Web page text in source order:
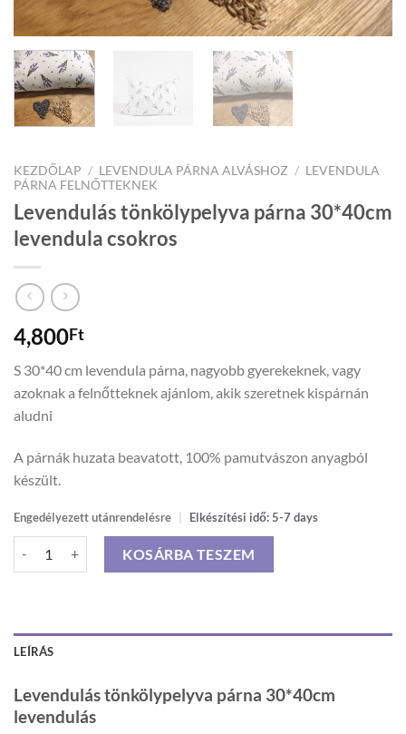
KEZDŐLAP / LEVENDULA PÁRNA ALVÁSHOZ / LEVENDULA
PÁRNA FELNŐTTEKNEK
Levendulás tönkölypelyva párna 30*40cm
levendula csokros
4,800Ft
S 30*40 cm levendula párna, nagyobb gyerekeknek, vagy
azoknak a felnőtteknek ajánlom, akik szeretnek kispárnán
aludni
A párnák huzata beavatott, 100% pamutvászon anyagból
készült.
Engedélyezett utánrendelésre Elkészítési idő: 5-7 days
Levendulás tönkölypelyva párna 30*40cm levendula csokros
KOSÁRBA TESZEM
LEÍRÁS
Levendulás tönkölypelyva párna 30*40cm
levendulás